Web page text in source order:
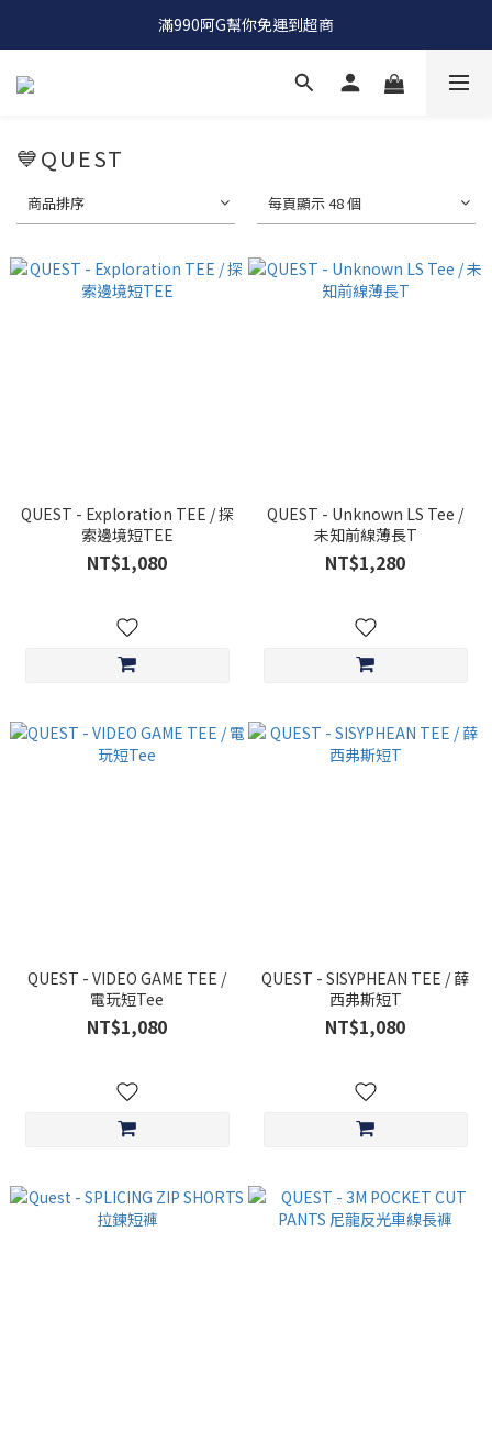
OCTO GAMBOL |  工裝品牌 |  竟然單件八折 兩件七折
滿990阿G幫你免運到超商
OCTO GAMBOL |  工裝品牌 |  竟然單件八折 兩件七折
💙QUEST
商品排序 每頁顯示 48 個
QUEST - Exploration TEE / 探
索邊境短TEE
NT$1,080
QUEST - Unknown LS Tee /
未知前線薄長T
NT$1,280
QUEST - VIDEO GAME TEE /
電玩短Tee
NT$1,080
QUEST - SISYPHEAN TEE / 薛
西弗斯短T
NT$1,080